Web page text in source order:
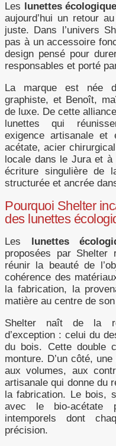
Les lunettes
aujourd’hui un retour
juste. Dans l’univers
pas à un accessoire
design pensé pour
responsables et porté
La marque est née
graphiste, et Benoît,
de luxe. De cette
lunettes qui
exigence artisanale et
acétate, acier
locale dans le Jura et
écriture singulière de
structurée et ancrée
Pourquoi Shelter
des lunettes
Les lunettes
proposées par
réunir la beauté de
cohérence des
la fabrication, la
matière au centre de
Shelter naît de la
d’exception : celui du
du bois. Cette double
monture. D’un côté,
aux volumes, aux
artisanale qui donne du
la fabrication. Le bois,
avec le bio-acétate
intemporels dont
précision.